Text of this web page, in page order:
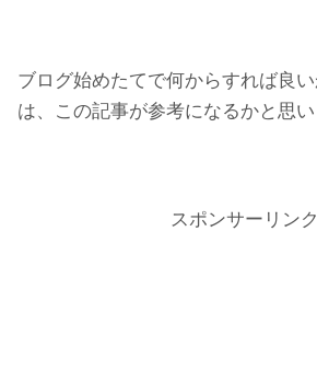
ブログ始めたてで何からすれば良
は、この記事が参考になるかと思い
スポンサーリンク